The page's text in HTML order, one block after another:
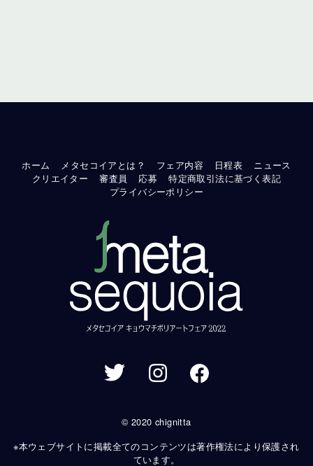
ホーム メタセコイアとは？ フェア内容 日程表
ニュース
クリエイター
審査員 応募
特定商取引法に基づく表記
プライバシーポリシー
© 2020 chignitta
※本ウェブサイトに掲載全てのコンテンツは著作権法により保護され
ています。